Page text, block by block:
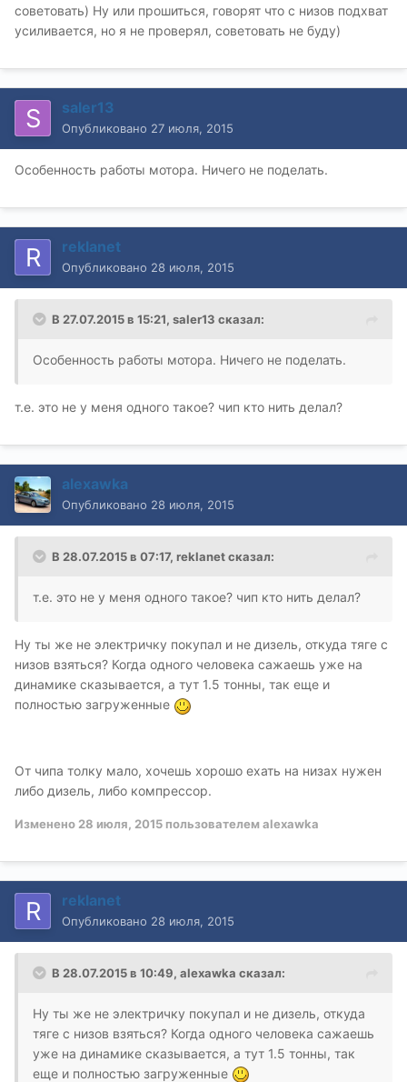
советовать) Ну или прошиться, говорят что с низов подхват
усиливается, но я не проверял, советовать не буду)
saler13
Опубликовано 27 июля, 2015
Особенность работы мотора. Ничего не поделать.
reklanet
Опубликовано 28 июля, 2015
В 27.07.2015 в 15:21, saler13 сказал:
Особенность работы мотора. Ничего не поделать.
т.е. это не у меня одного такое? чип кто нить делал?
alexawka
Опубликовано 28 июля, 2015
В 28.07.2015 в 07:17, reklanet сказал:
т.е. это не у меня одного такое? чип кто нить делал?
Ну ты же не электричку покупал и не дизель, откуда тяге с
низов взяться? Когда одного человека сажаешь уже на
динамике сказывается, а тут 1.5 тонны, так еще и
полностью загруженные
От чипа толку мало, хочешь хорошо ехать на низах нужен
либо дизель, либо компрессор.
Изменено 28 июля, 2015 пользователем alexawka
reklanet
Опубликовано 28 июля, 2015
В 28.07.2015 в 10:49, alexawka сказал:
Ну ты же не электричку покупал и не дизель, откуда
тяге с низов взяться? Когда одного человека сажаешь
уже на динамике сказывается, а тут 1.5 тонны, так
еще и полностью загруженные